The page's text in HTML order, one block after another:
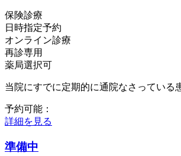
保険診療
日時指定予約
オンライン診療
再診専用
薬局選択可
当院にすでに定期的に通院なさっている
予約可能：
詳細を見る
準備中